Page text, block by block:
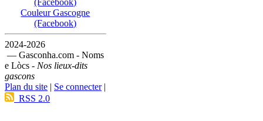
Couleur Gascogne
(Facebook)
2024-2026
— Gasconha.com - Noms
e Lòcs - Nos lieux-dits
gascons
Plan du site | Se connecter|
RSS 2.0